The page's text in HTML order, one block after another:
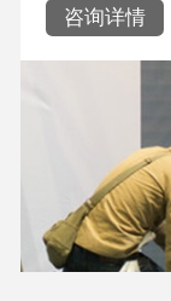
咨询详情